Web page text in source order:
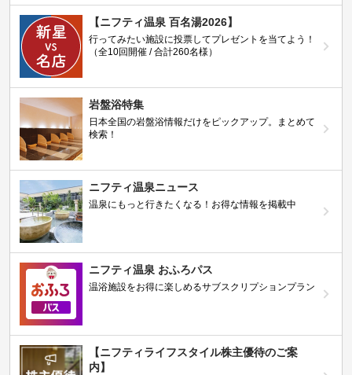
【ニフティ温泉 百名湯2026】
行ってみたい施設に投票してプレゼントを当てよう！
（全10回開催 / 合計260名様）
岩盤浴特集
日本全国の岩盤浴情報だけをピックアップ。まとめて
検索！
ニフティ温泉ニュース
温泉にもっと行きたくなる！お得な情報を掲載中
ニフティ温泉 おふろパス
温浴施設をお得に楽しめるサブスクリプションプラン
【ニフティライフスタイル株主優待のご案
内】